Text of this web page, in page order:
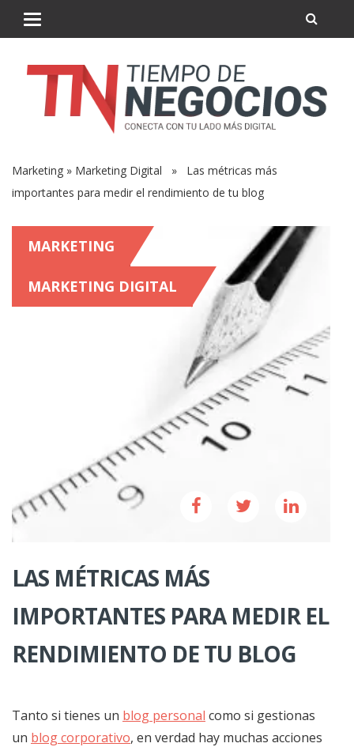
Marketing » Marketing Digital » Las métricas más
importantes para medir el rendimiento de tu blog
MARKETING
MARKETING DIGITAL
LAS MÉTRICAS MÁS
IMPORTANTES PARA MEDIR EL
RENDIMIENTO DE TU BLOG
Tanto si tienes un blog personal como si gestionas
un blog corporativo, en verdad hay muchas acciones